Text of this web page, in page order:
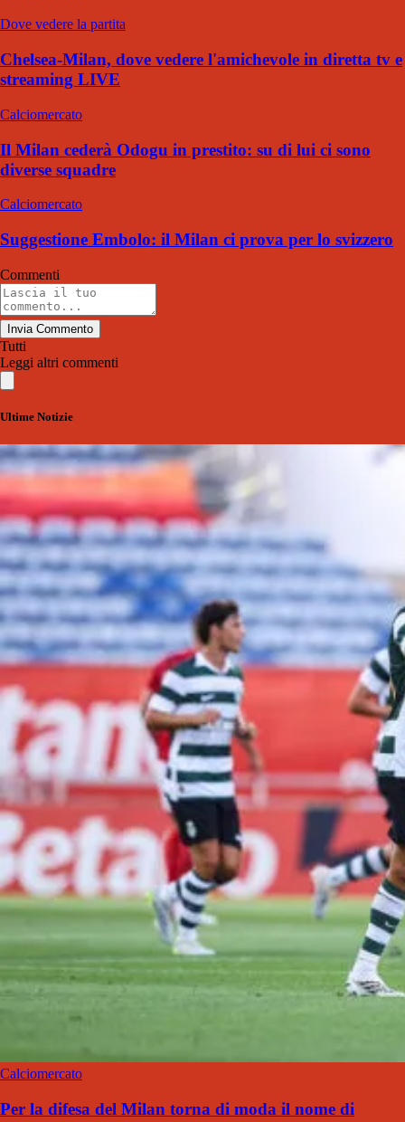
Dove vedere la partita
Chelsea-Milan, dove vedere l'amichevole in diretta tv e
streaming LIVE
Calciomercato
Il Milan cederà Odogu in prestito: su di lui ci sono
diverse squadre
Calciomercato
Suggestione Embolo: il Milan ci prova per lo svizzero
Commenti
Invia Commento
Tutti
Leggi altri commenti
Ultime Notizie
Calciomercato
Per la difesa del Milan torna di moda il nome di